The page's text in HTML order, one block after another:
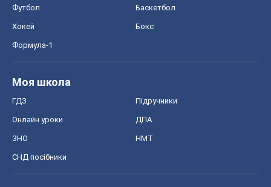
Футбол Баскетбол
Хокей Бокс
Формула-1
Моя школа
ГДЗ Підручники
Онлайн уроки ДПА
ЗНО НМТ
СНД посібники